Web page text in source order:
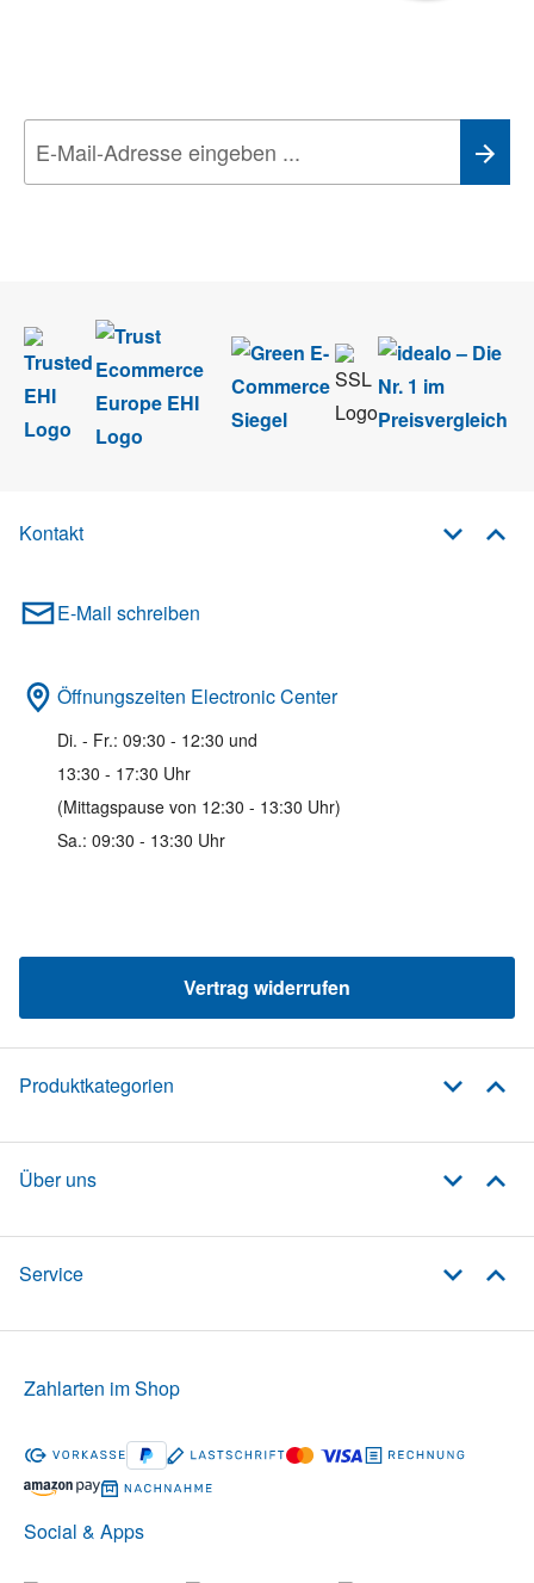
Kontakt
E-Mail schreiben
Öffnungszeiten Electronic Center
Di. - Fr.: 09:30 - 12:30 und
13:30 - 17:30 Uhr
(Mittagspause von 12:30 - 13:30 Uhr)
Sa.: 09:30 - 13:30 Uhr
Vertrag widerrufen
Produktkategorien
Über uns
Service
Social & Apps
Zahlarten im Shop